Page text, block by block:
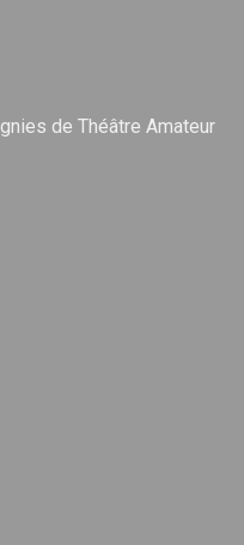
de Théâtre Amateur